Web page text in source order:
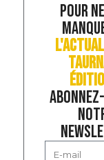
POUR